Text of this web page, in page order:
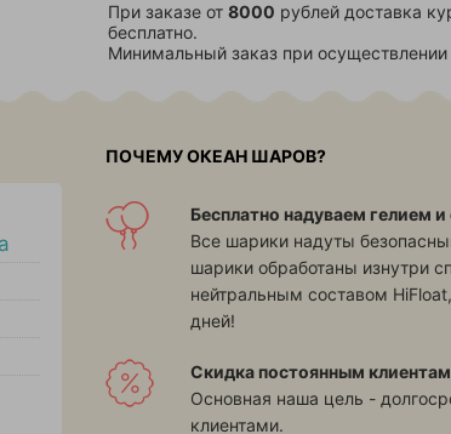
При заказе от 8000 рублей доставка
бесплатно.
Минимальный заказ при осуществлении
ПОЧЕМУ ОКЕАН ШАРОВ?
Бесплатно надуваем гелием
Все шарики надуты
шарики обработаны изнутри
нейтральным составом
дней!
Скидка постоянным
Основная наша цель -
клиентами.